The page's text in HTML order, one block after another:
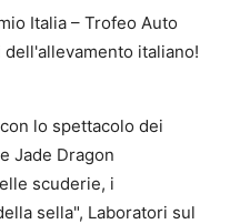
Italia – Trofeo Auto
italiano!
lo spettacolo dei
Jade Dragon
scuderie, i
sella", Laboratori sul